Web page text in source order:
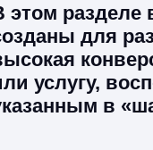
этом
для
услугу,
в